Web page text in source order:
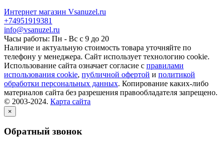
Интернет магазин Vsanuzel.ru
+74951919381
info@vsanuzel.ru
Часы работы: Пн - Вс с 9 до 20
Наличие и актуальную стоимость товара уточняйте по
телефону у менеджера. Сайт использует технологию cookie.
Использование сайта означает согласие с правилами
использования cookie, публичной офертой и политикой
обработки персональных данных. Копирование каких-либо
материалов сайта без разрешения правообладателя запрещено.
© 2003-2024. Карта сайта
×
Обратный звонок